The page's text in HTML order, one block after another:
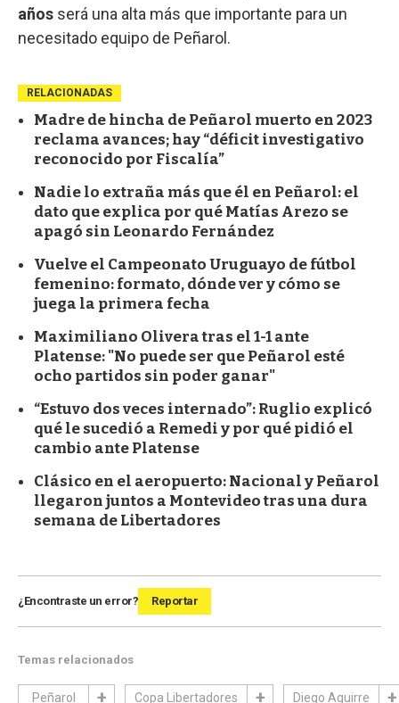
años será una alta más que importante para un
necesitado equipo de Peñarol.
RELACIONADAS
Madre de hincha de Peñarol muerto en 2023
reclama avances; hay “déficit investigativo
reconocido por Fiscalía”
Nadie lo extraña más que él en Peñarol: el
dato que explica por qué Matías Arezo se
apagó sin Leonardo Fernández
Vuelve el Campeonato Uruguayo de fútbol
femenino: formato, dónde ver y cómo se
juega la primera fecha
Maximiliano Olivera tras el 1-1 ante
Platense: "No puede ser que Peñarol esté
ocho partidos sin poder ganar"
“Estuvo dos veces internado”: Ruglio explicó
qué le sucedió a Remedi y por qué pidió el
cambio ante Platense
Clásico en el aeropuerto: Nacional y Peñarol
llegaron juntos a Montevideo tras una dura
semana de Libertadores
¿Encontraste un error? Reportar
Temas relacionados
Peñarol Copa Libertadores Diego Aguirre